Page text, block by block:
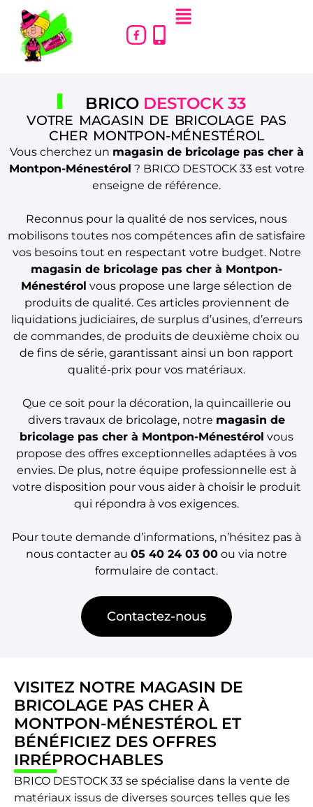
BRICO DESTOCK 33
VOTRE MAGASIN DE BRICOLAGE PAS
CHER MONTPON-MÉNESTÉROL
Vous cherchez un magasin de bricolage pas cher à
Montpon-Ménestérol ? BRICO DESTOCK 33 est votre
enseigne de référence.
Reconnus pour la qualité de nos services, nous
mobilisons toutes nos compétences afin de satisfaire
vos besoins tout en respectant votre budget. Notre
magasin de bricolage pas cher à Montpon-
Ménestérol vous propose une large sélection de
produits de qualité. Ces articles proviennent de
liquidations judiciaires, de surplus d’usines, d’erreurs
de commandes, de produits de deuxième choix ou
de fins de série, garantissant ainsi un bon rapport
qualité-prix pour vos matériaux.
Que ce soit pour la décoration, la quincaillerie ou
divers travaux de bricolage, notre magasin de
bricolage pas cher à Montpon-Ménestérol vous
propose des offres exceptionnelles adaptées à vos
envies. De plus, notre équipe professionnelle est à
votre disposition pour vous aider à choisir le produit
qui répondra à vos exigences.
Pour toute demande d’informations, n’hésitez pas à
nous contacter au 05 40 24 03 00 ou via notre
formulaire de contact.
Contactez-nous
VISITEZ NOTRE MAGASIN DE
BRICOLAGE PAS CHER À
MONTPON-MÉNESTÉROL ET
BÉNÉFICIEZ DES OFFRES
IRRÉPROCHABLES
BRICO DESTOCK 33 se spécialise dans la vente de
matériaux issus de diverses sources telles que les